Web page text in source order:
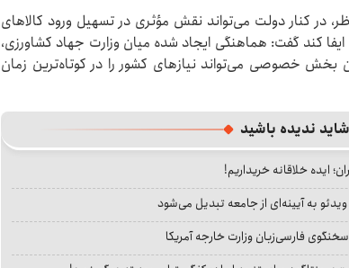
در کنار دولت می‌تواند نقش مؤثری در تسهیل ورود کالاهای
کند گفت: هماهنگی ایجاد شده میان وزارت جهاد کشاورزی،
بخش خصوصی می‌تواند نیازهای کشور را در کوتاه‌ترین زمان
شاید ندیده باشید
ایده خلاقانه خریداریم!
به آیینه‌ای از جامعه تبدیل می‌شود
فارسی‌زبان وزارت خارجه آمریکا